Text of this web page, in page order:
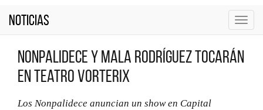
Noticias
Nonpalidece y Mala Rodríguez tocarán
en Teatro Vorterix
Los Nonpalidece anuncian un show en Capital